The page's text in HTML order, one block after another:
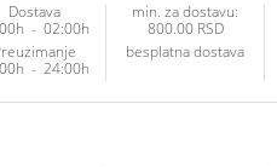
Dostava
- 02:00h
- 24:00h
min. za dostavu:
800.00 RSD
besplatna dostava